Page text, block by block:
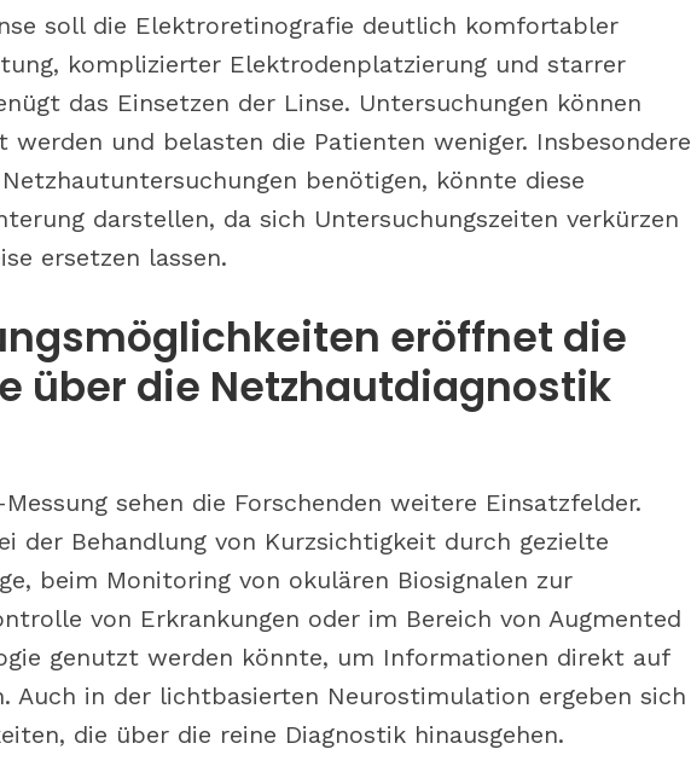
soll die Elektroretinografie deutlich komfortabler
komplizierter Elektrodenplatzierung und starrer
das Einsetzen der Linse. Untersuchungen können
und belasten die Patienten weniger. Insbesondere
benötigen, könnte diese
darstellen, da sich Untersuchungszeiten verkürzen
ersetzen lassen.
eröffnet die
über die Netzhautdiagnostik
sehen die Forschenden weitere Einsatzfelder.
der Behandlung von Kurzsichtigkeit durch gezielte
beim Monitoring von okulären Biosignalen zur
von Erkrankungen oder im Bereich von Augmented
genutzt werden könnte, um Informationen direkt auf
Auch in der lichtbasierten Neurostimulation ergeben sich
die über die reine Diagnostik hinausgehen.